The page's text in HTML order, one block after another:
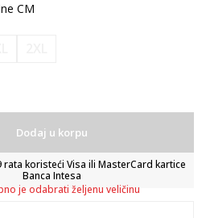
CM
Dodaj u korpu
rata koristeći Visa ili MasterCard kartice
Banca Intesa
je odabrati željenu veličinu